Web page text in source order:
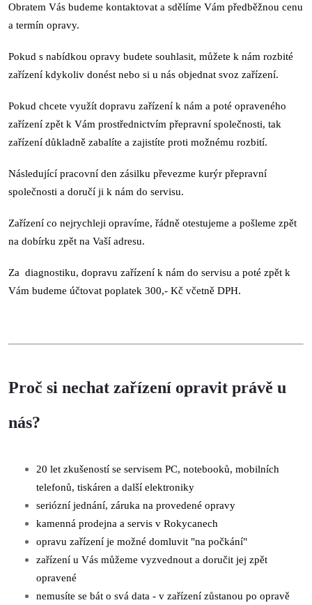
Obratem Vás budeme kontaktovat a sdělíme Vám předběžnou cenu
a termín opravy.
Pokud s nabídkou opravy budete souhlasit, můžete k nám rozbité
zařízení kdykoliv donést nebo si u nás objednat svoz zařízení.
Pokud chcete využít dopravu zařízení k nám a poté opraveného
zařízení zpět k Vám prostřednictvím přepravní společnosti, tak
zařízení důkladně zabalíte a zajistíte proti možnému rozbití.
Následující pracovní den zásilku převezme kurýr přepravní
společnosti a doručí ji k nám do servisu.
Zařízení co nejrychleji opravíme, řádně otestujeme a pošleme zpět
na dobírku zpět na Vaší adresu.
Za diagnostiku, dopravu zařízení k nám do servisu a poté zpět k
Vám budeme účtovat poplatek 300,- Kč včetně DPH.
Proč si nechat zařízení opravit právě u
nás?
20 let zkušeností se servisem PC, notebooků, mobilních
telefonů, tiskáren a další elektroniky
seriózní jednání, záruka na provedené opravy
kamenná prodejna a servis v Rokycanech
opravu zařízení je možné domluvit "na počkání"
zařízení u Vás můžeme vyzvednout a doručit jej zpět
opravené
nemusíte se bát o svá data - v zařízení zůstanou po opravě